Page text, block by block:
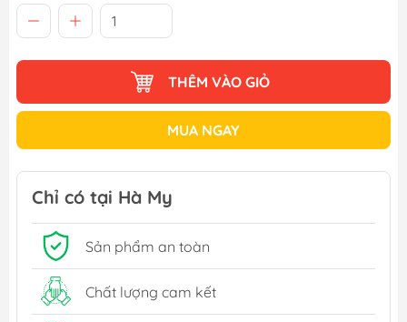
THÊM VÀO GIỎ
MUA NGAY
Chỉ có tại Hà My
Sản phẩm an toàn
Chất lượng cam kết